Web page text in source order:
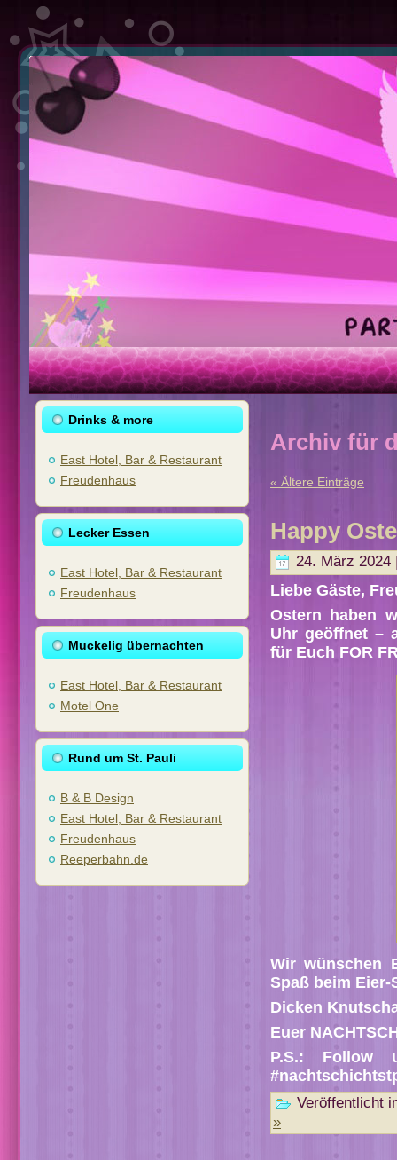
Drinks & more
East Hotel, Bar & Restaurant
Freudenhaus
Lecker Essen
East Hotel, Bar & Restaurant
Freudenhaus
Muckelig übernachten
East Hotel, Bar & Restaurant
Motel One
Rund um St. Pauli
B & B Design
East Hotel, Bar & Restaurant
Freudenhaus
Reeperbahn.de
Archiv für
« Ältere Einträge
Happy
24. März
Liebe Gäste,
Ostern haben
Uhr geöffnet –
für Euch FOR
Wir wünschen
Spaß beim
Dicken
Euer
P.S.: Follow
Veröffentlicht
»